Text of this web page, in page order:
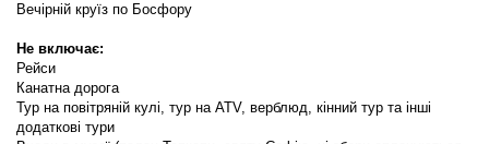
Вечірній круїз по Босфору
Не включає:
Рейси
Канатна дорога
Тур на повітряній кулі, тур на ATV, верблюд, кінний тур та інші
додаткові тури